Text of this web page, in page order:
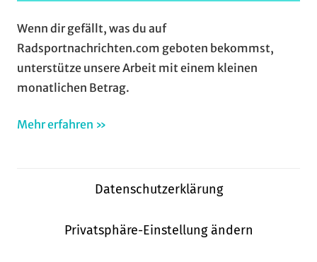
Wenn dir gefällt, was du auf
Radsportnachrichten.com geboten bekommst,
unterstütze unsere Arbeit mit einem kleinen
monatlichen Betrag.
Mehr erfahren »
Datenschutzerklärung
Privatsphäre-Einstellung ändern